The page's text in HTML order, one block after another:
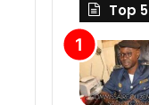
Top 5